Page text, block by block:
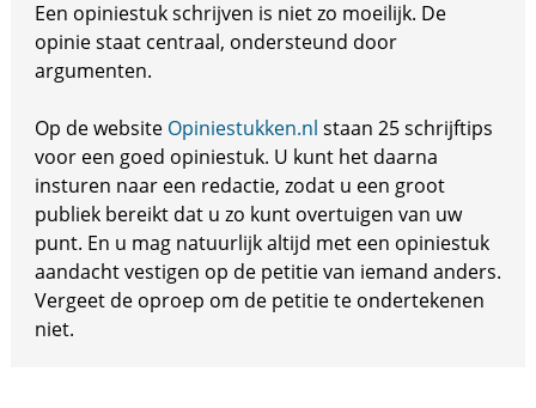
Een opiniestuk schrijven is niet zo moeilijk. De
opinie staat centraal, ondersteund door
argumenten.
Op de website Opiniestukken.nl staan 25 schrijftips
voor een goed opiniestuk. U kunt het daarna
insturen naar een redactie, zodat u een groot
publiek bereikt dat u zo kunt overtuigen van uw
punt. En u mag natuurlijk altijd met een opiniestuk
aandacht vestigen op de petitie van iemand anders.
Vergeet de oproep om de petitie te ondertekenen
niet.